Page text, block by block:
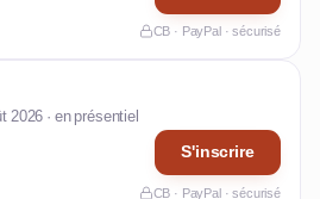
CB · PayPal · sécurisé
2026 · en présentiel
S'inscrire
CB · PayPal · sécurisé